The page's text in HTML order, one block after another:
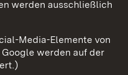
werden ausschließlich
Media-Elemente von
werden auf der